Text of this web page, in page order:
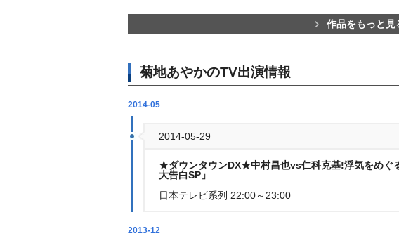
作品をもっと見
菊地あやかのTV出演情報
2014-05
2014-05-29
★ダウンタウンDX★中村昌也vs仁科克基!浮気をめぐ
大告白SP」
日本テレビ系列 22:00～23:00
2013-12